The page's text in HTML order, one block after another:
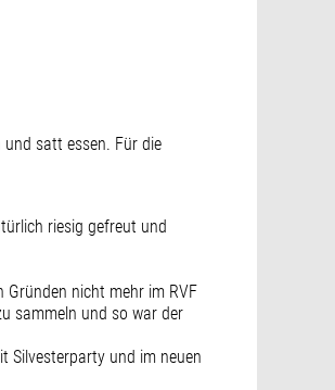
satt essen. Für die
riesig gefreut und
Gründen nicht mehr im RVF
sammeln und so war der
Silvesterparty und im neuen